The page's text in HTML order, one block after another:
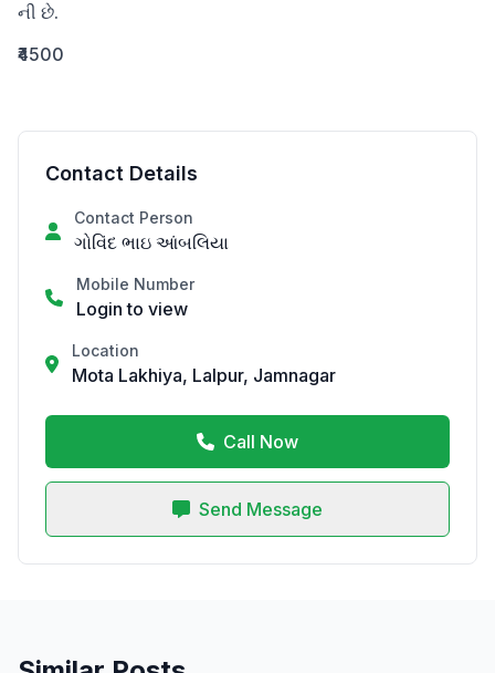
ની છે.
₹4500
Contact Details
Contact Person
ગોવિંદ ભાઇ આંબલિયા
Mobile Number
Login to view
Location
Mota Lakhiya, Lalpur, Jamnagar
Call Now
Send Message